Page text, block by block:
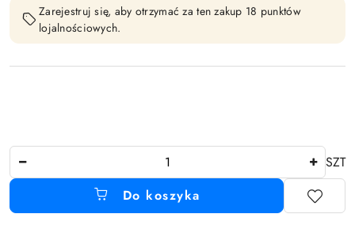
Zarejestruj się, aby otrzymać za ten zakup 18 punktów
lojalnościowych.
SZT
Do koszyka